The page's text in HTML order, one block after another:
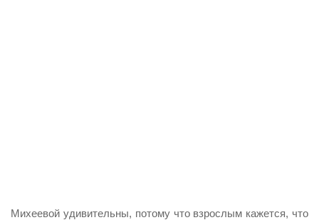
Михеевой удивительны, потому что взрослым кажется, что